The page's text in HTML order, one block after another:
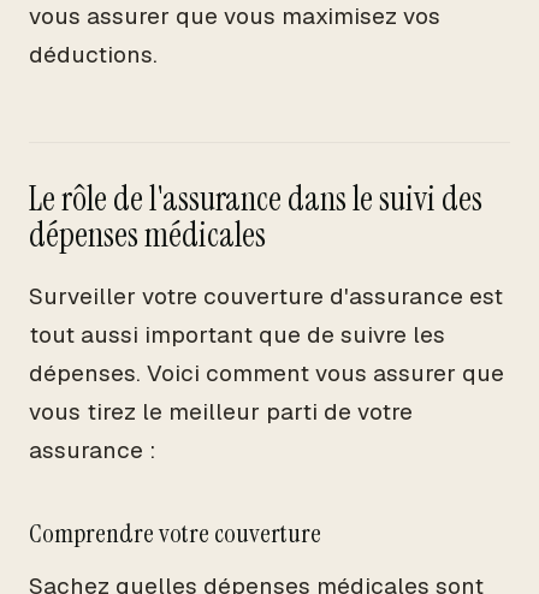
vous assurer que vous maximisez vos
déductions.
Le rôle de l'assurance dans le suivi des
dépenses médicales
Surveiller votre couverture d'assurance est
tout aussi important que de suivre les
dépenses. Voici comment vous assurer que
vous tirez le meilleur parti de votre
assurance :
Comprendre votre couverture
Sachez quelles dépenses médicales sont